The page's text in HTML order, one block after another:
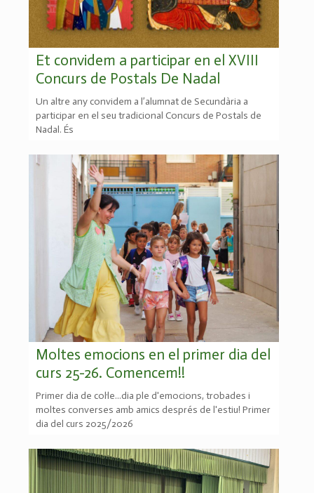
Et convidem a participar en el XVIII
Concurs de Postals De Nadal
Un altre any convidem a l’alumnat de Secundària a
participar en el seu tradicional Concurs de Postals de
Nadal. És
Moltes emocions en el primer dia del
curs 25-26. Comencem!!
Primer dia de col·le...dia ple d'emocions, trobades i
moltes converses amb amics després de l'estiu! Primer
dia del curs 2025/2026